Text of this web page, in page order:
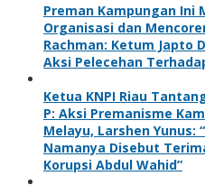
Preman Kampungan Ini
Organisasi dan
Rachman: Ketum Japto
Aksi Pelecehan
Ketua KNPI Riau
P: Aksi Premanisme
Melayu, Larshen Yunus:
Namanya Disebut
Korupsi Abdul Wahid”